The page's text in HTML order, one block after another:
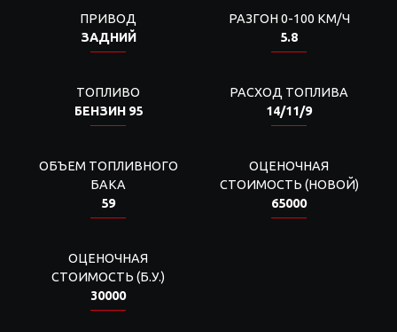
ПРИВОД
ЗАДНИЙ
РАЗГОН 0-100 КМ/Ч
5.8
ТОПЛИВО
БЕНЗИН 95
РАСХОД ТОПЛИВА
14/11/9
ОБЪЕМ ТОПЛИВНОГО
БАКА
59
ОЦЕНОЧНАЯ
СТОИМОСТЬ (НОВОЙ)
65000
ОЦЕНОЧНАЯ
СТОИМОСТЬ (Б.У.)
30000